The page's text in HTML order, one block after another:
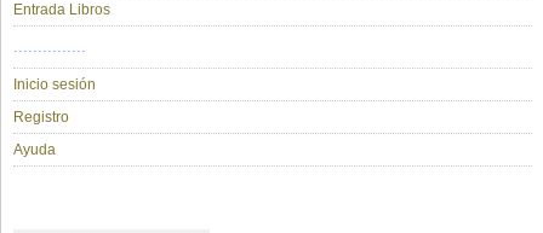
Entrada Libros
...............
Inicio sesión
Registro
Ayuda